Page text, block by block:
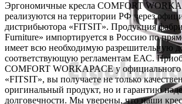
Эргономичные кресла COMFORT
реализуются на территории РФ через
дистрибьютора «FITSIT». Продукция
Furniture» импортируется в Россию по
имеет всю необходимую разрешительную
соответствующую регламентам ЕАС.
COMFORT WORKAPACE у официального
«FITSIT», вы получаете не только
оригинальный продукт, но и гарантию
долговечности. Мы уверены, что наши